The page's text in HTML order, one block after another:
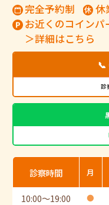
完全予約制
休
お近くのコインパ
＞詳細はこちら
診
診察時間 月
10:00〜19:00 ●